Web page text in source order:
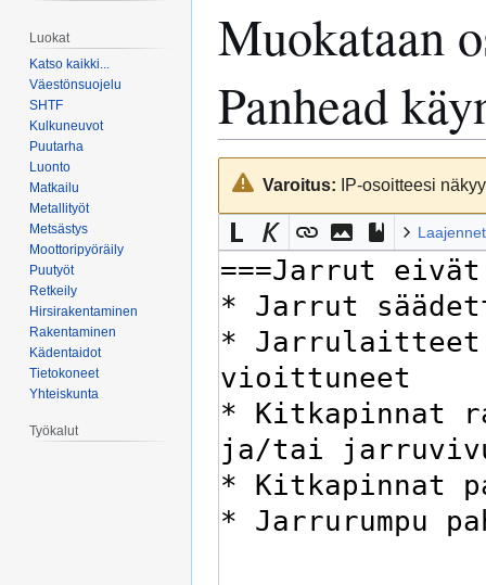
Muokataan
Panhead
Siirry
navigaatioon
Siirry
hakuunVaroitus: IP-osoitteesi
Luokat
Katso kaikki...
Väestönsuojelu
SHTF
Kulkuneuvot
Puutarha
Luonto
Matkailu
Metallityöt
Metsästys
Moottoripyöräily
Puutyöt
Retkeily
Hirsirakentaminen
Rakentaminen
Kädentaidot
Tietokoneet
Yhteiskunta
Työkalut